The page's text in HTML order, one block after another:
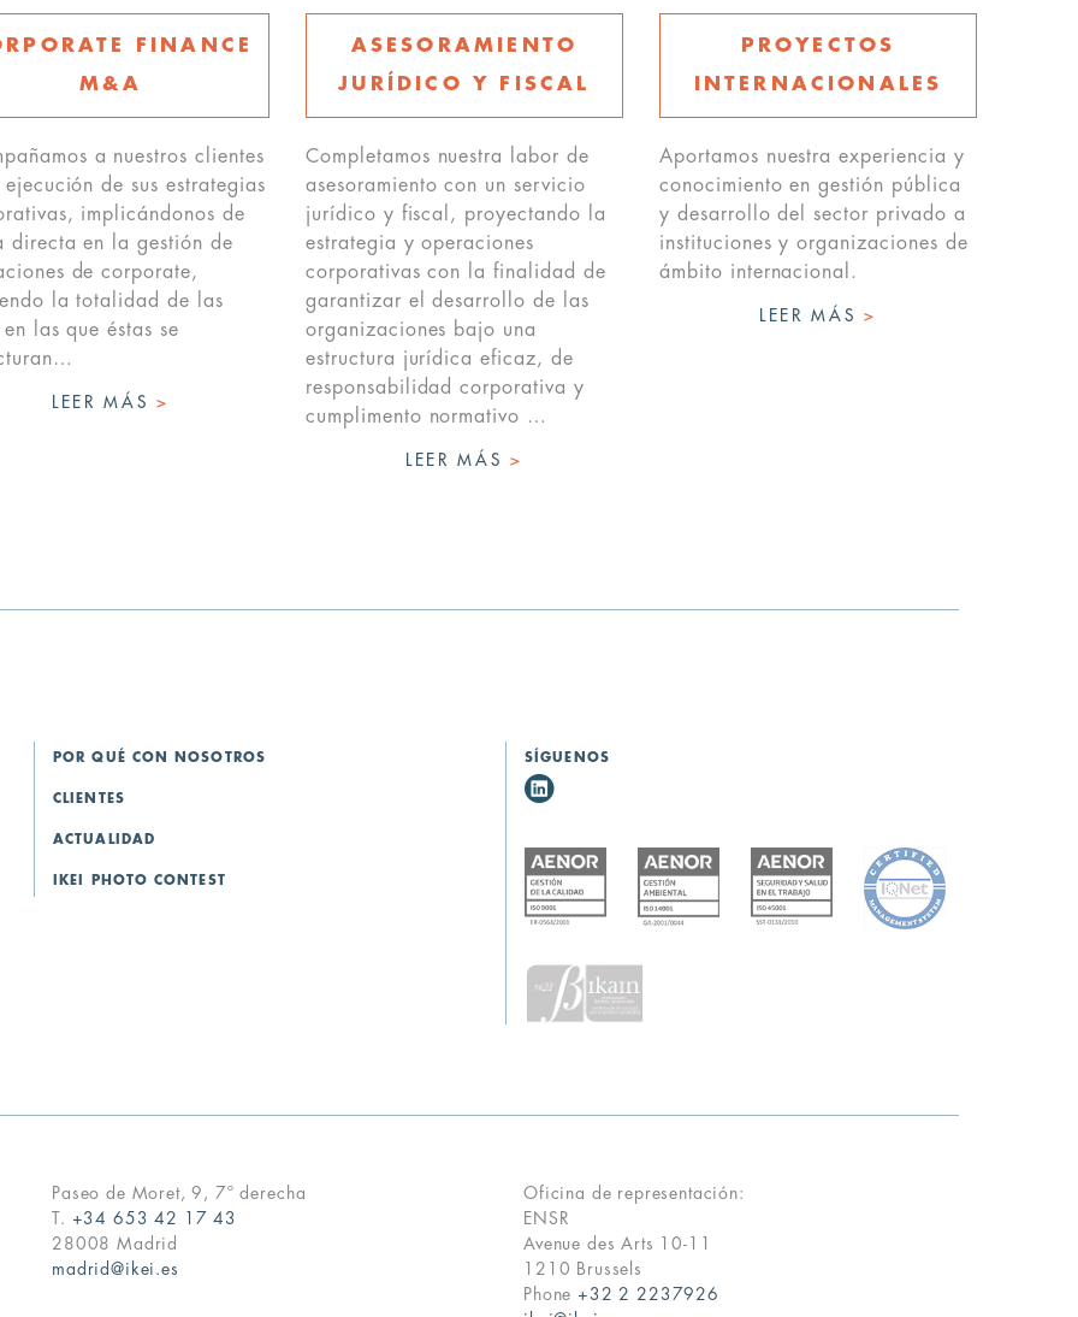
FINANCE
M&A
a nuestros clientes
de sus estrategias
implicándonos de
directa en la gestión de
de corporate,
la totalidad de las
en las que éstas se
LEER MÁS>
ASESORAMIENTO
JURÍDICO Y FISCAL
Completamos nuestra labor de
asesoramiento con un servicio
jurídico y fiscal, proyectando la
estrategia y operaciones
corporativas con la finalidad de
garantizar el desarrollo de las
organizaciones bajo una
estructura jurídica eficaz, de
responsabilidad corporativa y
cumplimento normativo …
LEER MÁS>
PROYECTOS
INTERNACIONALES
Aportamos nuestra experiencia y
conocimiento en gestión pública
y desarrollo del sector privado a
instituciones y organizaciones de
ámbito internacional.
LEER MÁS>
POR QUÉ CON NOSOTROS
CLIENTES
ACTUALIDAD
IKEI PHOTO CONTEST
SÍGUENOS
Paseo de Moret, 9, 7º derecha
T. +34 653 42 17 43
28008 Madrid
madrid@ikei.es
Oficina de representación:
ENSR
Avenue des Arts 10-11
1210 Brussels
Phone +32 2 2237926